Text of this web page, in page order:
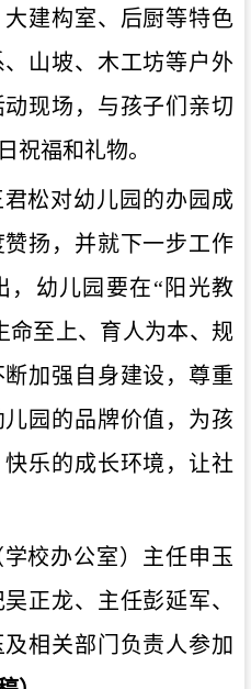
建构室、后厨等特色
山坡、木工坊等户外
现场，与孩子们亲切
祝福和礼物。
松对幼儿园的办园成
扬，并就下一步工作
，幼儿园要在“阳光教
命至上、育人为本、规
加强自身建设，尊重
园的品牌价值，为孩
乐的成长环境，让社
校办公室）主任申玉
正龙、主任彭延军、
相关部门负责人参加